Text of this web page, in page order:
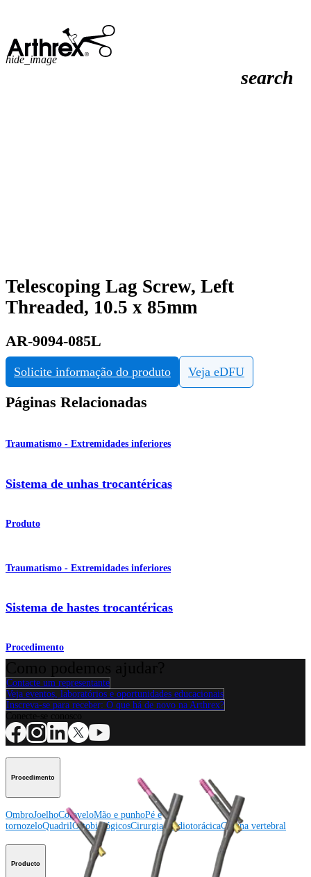
search
hide_image
Telescoping Lag Screw, Left
Threaded, 10.5 x 85mm
AR-9094-085L
Solicite informação do produto Veja eDFU
Páginas Relacionadas
Traumatismo - Extremidades inferiores
Sistema de unhas trocantéricas
Produto
Traumatismo - Extremidades inferiores
Sistema de hastes trocantéricas
Procedimento
Contacte um representante
Veja eventos, laboratórios e oportunidades educacionais
Inscreva-se para receber: O que há de novo na Arthrex?
Procedimento
OmbroJoelhoCotoveloMão e punhoPé e
tornozeloQuadrilOrtobiológicosCirurgia cardiotorácicaColuna vertebral
Producto